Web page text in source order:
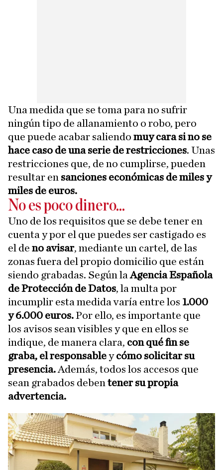
Una medida que se toma para no sufrir
ningún tipo de allanamiento o robo, pero
que puede acabar saliendo muy cara si no se
hace caso de una serie de restricciones. Unas
restricciones que, de no cumplirse, pueden
resultar en sanciones económicas de miles y
miles de euros.
No es poco dinero...
Uno de los requisitos que se debe tener en
cuenta y por el que puedes ser castigado es
el de no avisar, mediante un cartel, de las
zonas fuera del propio domicilio que están
siendo grabadas. Según la Agencia Española
de Protección de Datos, la multa por
incumplir esta medida varía entre los 1.000
y 6.000 euros.Por ello, es importante que
los avisos sean visibles y que en ellos se
indique, de manera clara, con qué fin se
graba, el responsableycómo solicitar su
presencia. Además, todos los accesos que
sean grabados deben tener su propia
advertencia.